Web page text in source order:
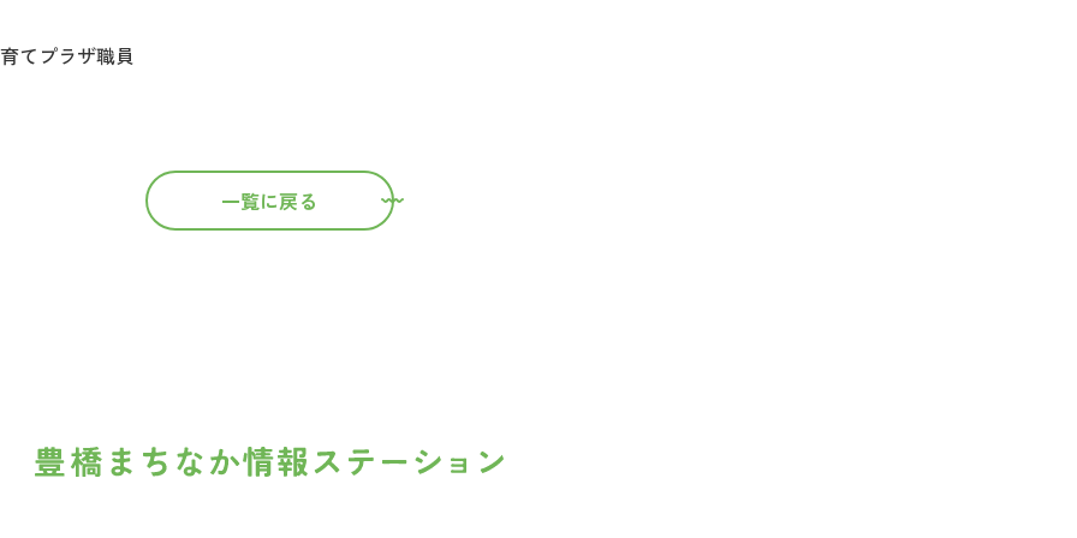
てプラザ職員
一覧に戻る